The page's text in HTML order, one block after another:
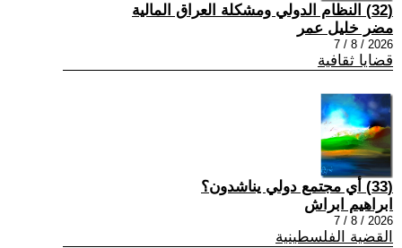
(32) النظام الدولي ومشكلة العراق المالية
مضر خليل عمر
2026 / 8 / 7
قضايا ثقافية
(33) أي مجتمع دولي يناشدون؟
ابراهيم ابراش
2026 / 8 / 7
القضية الفلسطينية